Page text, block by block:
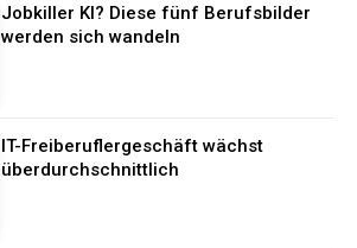
Jobkiller KI? Diese fünf Berufsbilder
werden sich wandeln
IT-Freiberuflergeschäft wächst
überdurchschnittlich